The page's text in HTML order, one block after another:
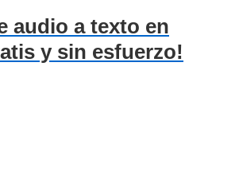
audio a texto en
y sin esfuerzo!